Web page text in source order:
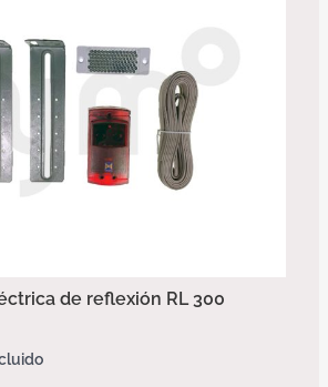
de reflexión RL 300